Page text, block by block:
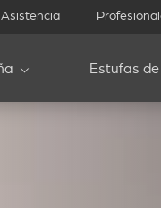
Asistencia
Estufas